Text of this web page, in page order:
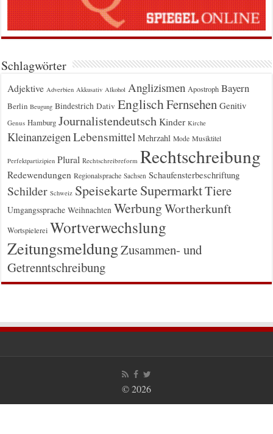
Schlagwörter
Adjektive Adverbien Akkusativ Alkohol Anglizismen Apostroph Bayern
Berlin Beugung Bindestrich Dativ EnglischFernsehen Genitiv
Genus Hamburg Journalistendeutsch Kinder Kirche
KleinanzeigenLebensmittel Mehrzahl Mode Musiktitel
Perfektpartizipien Plural Rechtschreibreform Rechtschreibung
Redewendungen Regionalsprache Sachsen Schaufensterbeschriftung
Schilder Schweiz Speisekarte SupermarktTiere
Umgangssprache Weihnachten WerbungWortherkunft
Wortspielerei Wortverwechslung
ZeitungsmeldungZusammen- und
Getrenntschreibung
© 2026